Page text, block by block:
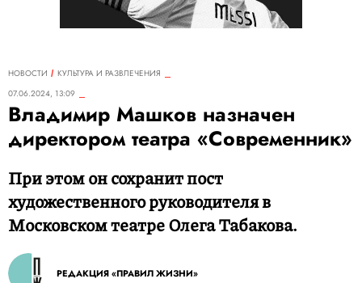
НОВОСТИ
КУЛЬТУРА И РАЗВЛЕЧЕНИЯ
07.06.2024, 13:09
Владимир Машков назначен
директором театра «Современник»
При этом он сохранит пост
художественного руководителя в
Московском театре Олега Табакова.
РЕДАКЦИЯ «ПРАВИЛ ЖИЗНИ»